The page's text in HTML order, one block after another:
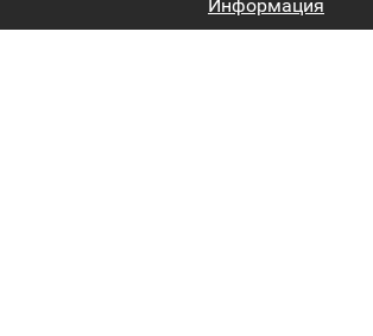
Информация